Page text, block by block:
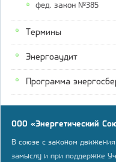
фед. закон №385
Термины
Энергоаудит
Программа
ООО «Энергетический
В союзе с законом
замыслу и при поддержке